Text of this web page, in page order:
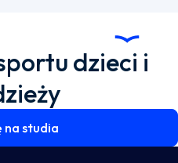
dzieci i
na studia